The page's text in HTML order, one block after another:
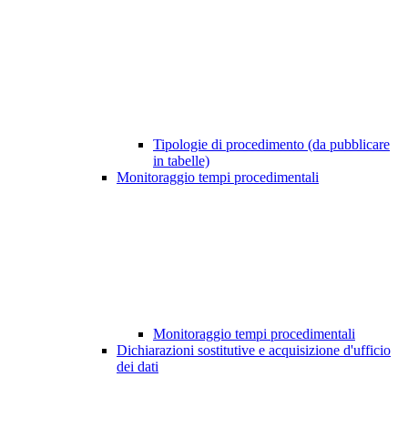
Tipologie di procedimento (da pubblicare
in tabelle)
Monitoraggio tempi procedimentali
Monitoraggio tempi procedimentali
Dichiarazioni sostitutive e acquisizione d'ufficio
dei dati